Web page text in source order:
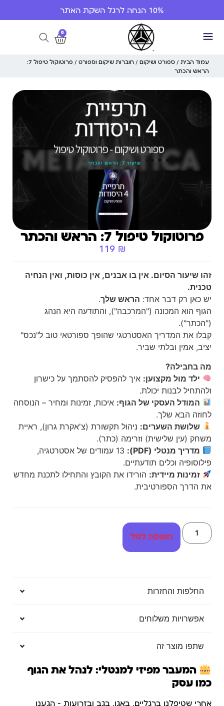
10% הנחה לרגל השקת האתר
0
עמוד הבית / ספורט ושיקום / חוברות שיקום וספורט
/ פרוטוקול טיפול 7:
הראש והכתר
פרוטוקול טיפול 7: הראש והכתר
119 ₪
זהו שיעור הסיום. אין בו אבנים, אין כוסות, ואין הנחיה
טכנית.
יש כאן רק דבר אחד: הראש שלך.
הגוף הוא המכונה ("המרכבה"), והתודעה היא הנהג
("הכתר").
קבלו את המדריך האסטרטגי שהופך ספורטאי טוב ל"נכס"
יציב, אמין ובלתי שביר.
מה בחבילה?
ילד מול מקצוען: איך להפסיק להסתמך על כישרון
ולהתחיל לבנות יכולת.
המודל העסקי של הגוף: איכות, זמינות ומחיר – הנוסחה
לחוזה הבא שלך.
שלושת השערים: ניהול תקשורת (צ'אקרת גרון), ראיית
משחק (עין שלישית) וזרימה (כתר).
מדריך מנטלי (PDF):
13 עמודים של אסטרטגיה,
פילוסופיה וכלים תודעתיים.
זמינות מיידית: הורידו את הקובץ והתחילו לתכנת מחדש
את הדרך הספורטיבית.
הוספה לסל
החלפות והחזרות
אפשרויות משלוחים
שתפו מוצר זה
המעבר מפיזי למנטלי: לנהל את הגוף
כמו עסק
אחרי שטיפלנו ברגליים, באגן, בגב ובזרועות – הגענו